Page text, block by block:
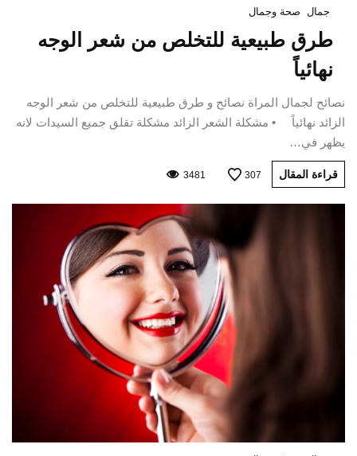
جمال صحة وجمال
طرق طبيعية للتخلص من شعر الوجه
نهائياً
نصائح لجمال المراة نصائح و طرق طبيعية للتخلص من شعر الوجه
الزائد نهائياً • مشكلة الشعر الزائد مشكلة تقلق جميع السيدات لانه
يظهر في…
قراءة المقال 307
3481